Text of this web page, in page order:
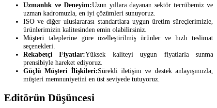
Uzmanlık ve Deneyim:Uzun yıllara dayanan sektör tecrübemiz ve
uzman kadromuzla, en iyi çözümleri sunuyoruz.
ISO ve diğer uluslararası standartlara uygun üretim süreçlerimizle,
ürünlerimizin kalitesinden emin olabilirsiniz.
Müşteri taleplerine göre özelleştirilmiş ürünler ve hızlı teslimat
seçenekleri.
Rekabetçi Fiyatlar:Yüksek kaliteyi uygun fiyatlarla sunma
prensibiyle hareket ediyoruz.
Güçlü Müşteri İlişkileri:Sürekli iletişim ve destek anlayışımızla,
müşteri memnuniyetini en üst seviyede tutuyoruz.
Editörün Düşüncesi